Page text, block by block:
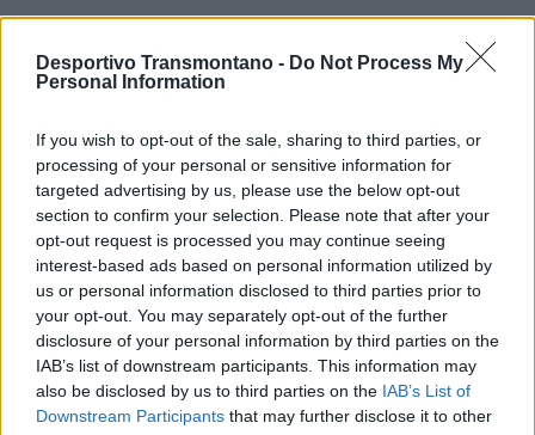
Desportivo Transmontano - Do Not Process My
Personal Information
If you wish to opt-out of the sale, sharing to third parties, or
processing of your personal or sensitive information for
targeted advertising by us, please use the below opt-out
section to confirm your selection. Please note that after your
opt-out request is processed you may continue seeing
interest-based ads based on personal information utilized by
us or personal information disclosed to third parties prior to
your opt-out. You may separately opt-out of the further
disclosure of your personal information by third parties on the
IAB’s list of downstream participants. This information may
also be disclosed by us to third parties on the IAB’s List of
Downstream Participants that may further disclose it to other
Detentor da Licença UEFA Pro, o treinador de 48 anos é
conhecido pela intensidade, organização e por uma filosofia de
trabalho moderna, características valorizadas pelo emblema
“O Ferrão inicia um novo ciclo — e contamos com a força da
nossa torcida para transformar este momento em um marco da
temporada. Bem-vindo ao Tubarão da Barra, Mister Nuno
Pereira”, concluiu o clube na nota oficial.
Com esta aposta, o Ferroviário SAF pretende reforçar a
identidade do projeto e acelerar a recuperação desportiva,
confiando que o técnico vila-realense traga novos métodos e
ambição ao histórico clube brasileiro.